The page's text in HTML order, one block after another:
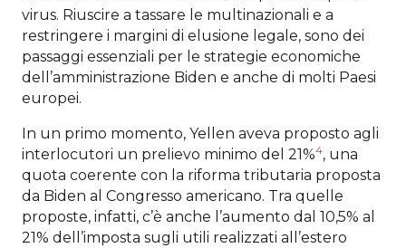
virus. Riuscire a tassare le multinazionali e a
restringere i margini di elusione legale, sono dei
passaggi essenziali per le strategie economiche
dell’amministrazione Biden e anche di molti Paesi
europei.
In un primo momento, Yellen aveva proposto agli
interlocutori un prelievo minimo del 21%4, una
quota coerente con la riforma tributaria proposta
da Biden al Congresso americano. Tra quelle
proposte, infatti, c’è anche l’aumento dal 10,5% al
21% dell’imposta sugli utili realizzati all’estero